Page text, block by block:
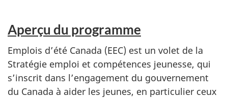
Aperçu du programme
Emplois d’été Canada (EEC) est un volet de la
Stratégie emploi et compétences jeunesse, qui
s’inscrit dans l’engagement du gouvernement
du Canada à aider les jeunes, en particulier ceux